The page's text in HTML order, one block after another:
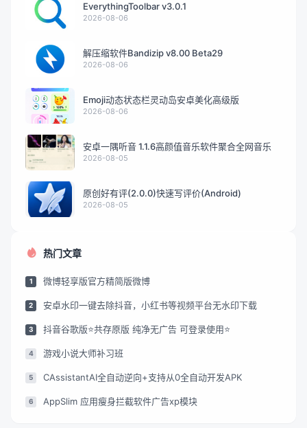
EverythingToolbar v3.0.1
2026-08-06
解压缩软件Bandizip v8.00 Beta29
2026-08-06
Emoji动态状态栏灵动岛安卓美化高级版
2026-08-06
安卓一隅听音 1.1.6高颜值音乐软件聚合全网音乐
2026-08-05
原创好有评(2.0.0)快速写评价(Android)
2026-08-05
热门文章
1 微博轻享版官方精简版微博
2 安卓水印一键去除抖音，小红书等视频平台无水印下载
3 抖音谷歌版⭐共存原版 纯净无广告 可登录使用⭐
4 游戏小说大师补习班
5 CAssistantAI全自动逆向+支持从0全自动开发APK
6 AppSlim 应用瘦身拦截软件广告xp模块